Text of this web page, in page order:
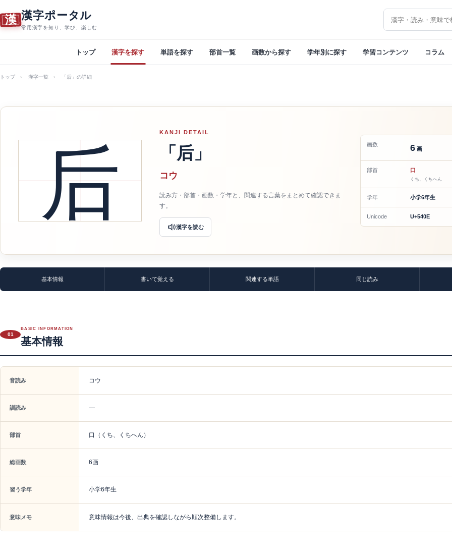
漢 漢字ポータル
常用漢字を知り、学び、楽しむ
漢字を検索
トップ 漢字を探す 単語を探す 部首一覧 画数から探す 学年別に探す 学習コンテンツ コラム
トップ 漢字一覧 「后」の詳細
后
KANJI DETAIL
「后」
コウ
読み方・部首・画数・学年と、関連する言葉をまとめて確認できま
す。
漢字を読む
画数 6 画
部首 口
くち、くちへん
学年 小学6年生
Unicode U+540E
基本情報 書いて覚える 関連する単語 同じ読み
01
BASIC INFORMATION
基本情報
音読み コウ
訓読み —
部首 口（くち、くちへん）
総画数 6画
習う学年 小学6年生
意味メモ 意味情報は今後、出典を確認しながら順次整備します。